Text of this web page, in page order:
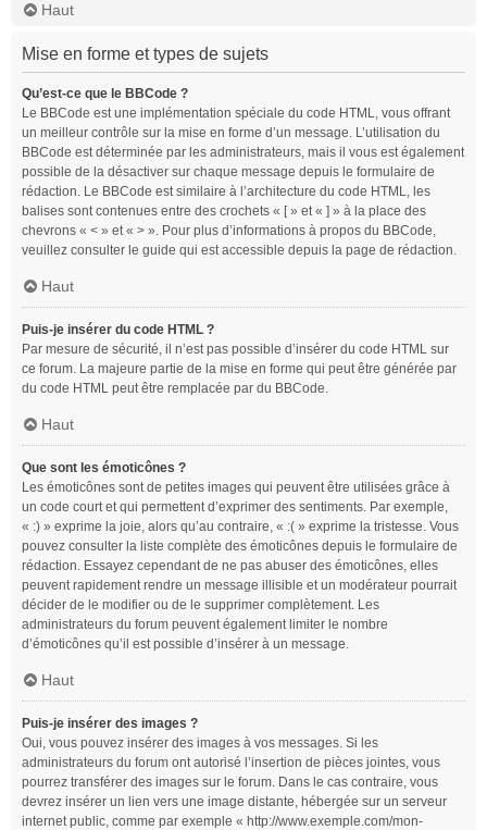
Haut
Mise en forme et types de sujets
Qu’est-ce que le BBCode ?
Le BBCode est une implémentation spéciale du code HTML, vous offrant
un meilleur contrôle sur la mise en forme d’un message. L’utilisation du
BBCode est déterminée par les administrateurs, mais il vous est également
possible de la désactiver sur chaque message depuis le formulaire de
rédaction. Le BBCode est similaire à l’architecture du code HTML, les
balises sont contenues entre des crochets « [ » et « ] » à la place des
chevrons « < » et « > ». Pour plus d’informations à propos du BBCode,
veuillez consulter le guide qui est accessible depuis la page de rédaction.
Haut
Puis-je insérer du code HTML ?
Par mesure de sécurité, il n’est pas possible d’insérer du code HTML sur
ce forum. La majeure partie de la mise en forme qui peut être générée par
du code HTML peut être remplacée par du BBCode.
Haut
Que sont les émoticônes ?
Les émoticônes sont de petites images qui peuvent être utilisées grâce à
un code court et qui permettent d’exprimer des sentiments. Par exemple,
« :) » exprime la joie, alors qu’au contraire, « :( » exprime la tristesse. Vous
pouvez consulter la liste complète des émoticônes depuis le formulaire de
rédaction. Essayez cependant de ne pas abuser des émoticônes, elles
peuvent rapidement rendre un message illisible et un modérateur pourrait
décider de le modifier ou de le supprimer complètement. Les
administrateurs du forum peuvent également limiter le nombre
d’émoticônes qu’il est possible d’insérer à un message.
Haut
Puis-je insérer des images ?
Oui, vous pouvez insérer des images à vos messages. Si les
administrateurs du forum ont autorisé l’insertion de pièces jointes, vous
pourrez transférer des images sur le forum. Dans le cas contraire, vous
devrez insérer un lien vers une image distante, hébergée sur un serveur
internet public, comme par exemple « http://www.exemple.com/mon-